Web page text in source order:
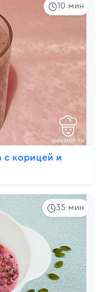
10 мин
с корицей и
35 мин